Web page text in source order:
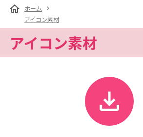
ホーム
アイコン素材
アイコン素材